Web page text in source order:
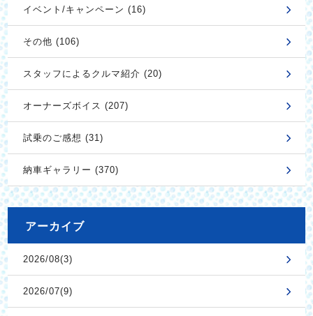
イベント/キャンペーン (16)
その他 (106)
スタッフによるクルマ紹介 (20)
オーナーズボイス (207)
試乗のご感想 (31)
納車ギャラリー (370)
アーカイブ
2026/08(3)
2026/07(9)